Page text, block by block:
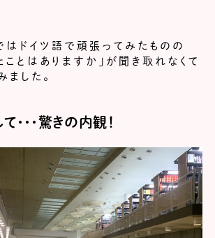
はドイツ語で頑張ってみたものの
ことはありますか」が聞き取れなくて
ました。
・・・驚きの内観！